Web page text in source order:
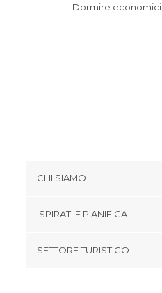
Dormire economici
CHI SIAMO
Termini e Condizioni
ISPIRATI E PIANIFICA
SETTORE TURISTICO